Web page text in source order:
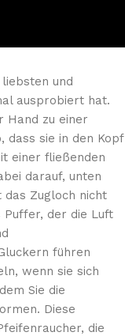
und
ausprobiert hat.
Hand zu einer
dass sie in den Kopf
einer fließenden
darauf, unten
das Zugloch nicht
der die Luft
führen
wenn sie sich
Sie die
Diese
die